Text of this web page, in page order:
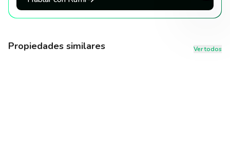
Propiedades similares Ver todos